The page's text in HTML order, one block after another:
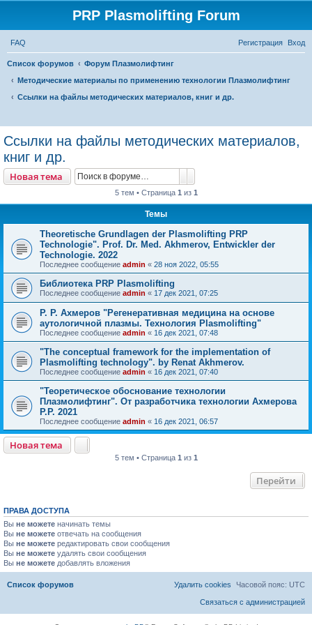
PRP Plasmolifting Forum
FAQ Вход
Регистрация
Список форумов
Форум Плазмолифтинг
Методические материалы по применению технологии Плазмолифтинг
Ссылки на файлы методических материалов, книг и др.
Ссылки на файлы методических материалов,
книг и др.
Новая тема
5 тем • Страница 1 из 1
Темы
Тheoretische Grundlagen der Plasmolifting PRP
Technologie". Prof. Dr. Med. Akhmerov, Entwickler der
Technologie. 2022
Последнее сообщение admin « 28 ноя 2022, 05:55
Библиотека PRP Plasmolifting
Последнее сообщение admin « 17 дек 2021, 07:25
Р. Р. Ахмеров "Регенеративная медицина на основе
аутологичной плазмы. Технология Plasmolifting"
Последнее сообщение admin « 16 дек 2021, 07:48
"The conceptual framework for the implementation of
Plasmolifting technology". by Renat Akhmerov.
Последнее сообщение admin « 16 дек 2021, 07:40
"Теоретическое обоснование технологии
Плазмолифтинг". От разработчика технологии Ахмерова
Р.Р. 2021
Последнее сообщение admin « 16 дек 2021, 06:57
Новая тема
5 тем • Страница 1 из 1
Перейти
ПРАВА ДОСТУПА
Вы не можете начинать темы
Вы не можете отвечать на сообщения
Вы не можете редактировать свои сообщения
Вы не можете удалять свои сообщения
Вы не можете добавлять вложения
Список форумов Часовой пояс: UTC
Удалить cookies
Связаться с администрацией